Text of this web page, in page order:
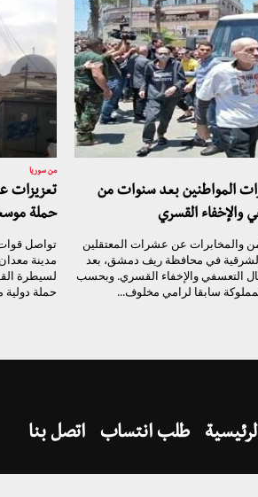
المواطنين بعد سنوات من
والإخفاء القسري
والمخابرات عن عشرات المعتقلين
الشرقية في محافظة ريف دمشق، بعد
التعسفي والإخفاء القسري. وبحسب
سابقا لرامي مخلوف...
من سوريا
تعزيزات
حملة
تواصل
مدينة
لسيطرة
حملة
طلب انتساب اتصل بنا